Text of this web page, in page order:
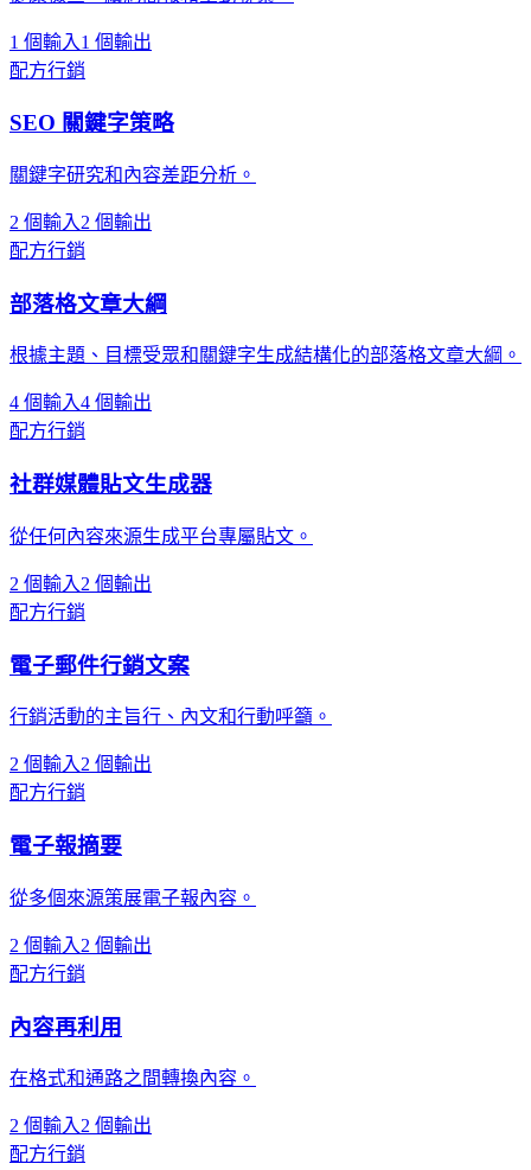
1 個輸入 1 個輸出
配方行銷
SEO 關鍵字策略
關鍵字研究和內容差距分析。
2 個輸入 2 個輸出
配方行銷
部落格文章大綱
根據主題、目標受眾和關鍵字生成結構化的部落格文章大綱。
4 個輸入4 個輸出
配方行銷
社群媒體貼文生成器
從任何內容來源生成平台專屬貼文。
2 個輸入 2 個輸出
配方行銷
電子郵件行銷文案
行銷活動的主旨行、內文和行動呼籲。
2 個輸入 2 個輸出
配方行銷
電子報摘要
從多個來源策展電子報內容。
2 個輸入 2 個輸出
配方行銷
內容再利用
在格式和通路之間轉換內容。
2 個輸入 2 個輸出
配方行銷